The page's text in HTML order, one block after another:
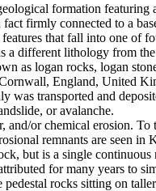
formation
firmly connected to a
that fall into one of
different lithology from
as logan rocks, logan
England, United
was transported and
or avalanche.
or chemical erosion.
remnants are seen
but is a single
for many years
rocks sitting on